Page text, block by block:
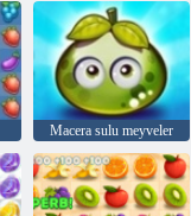
Macera sulu meyveler